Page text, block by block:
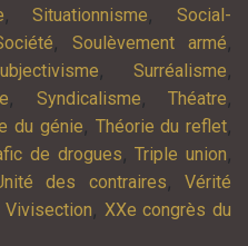
,Situationnisme,Social-
, Soulèvement armé,
,Surréalisme,
, Syndicalisme,Théatre,
du génie, Théorie du reflet,
de drogues,Triple union,
des contraires,Vérité
Vivisection, XXe congrès du